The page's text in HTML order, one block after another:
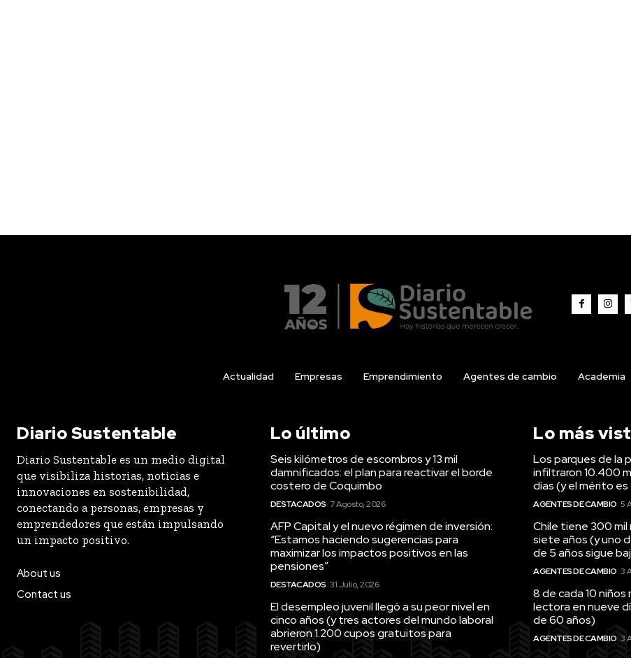
Actualidad Empresas Emprendimiento Agentes de cambio Academia
Diario Sustentable
Diario Sustentable es un medio digital
que visibiliza historias, noticias e
innovaciones en sostenibilidad,
conectando a personas, empresas y
emprendedores que están impulsando
un impacto positivo.
About us
Contact us
Lo último
Seis kilómetros de escombros y 13 mil
damnificados: el plan para reactivar el borde
costero de Coquimbo
DESTACADOS 7 Agosto, 2026
AFP Capital y el nuevo régimen de inversión:
“Estamos haciendo sugerencias para
maximizar los impactos positivos en las
pensiones”
DESTACADOS 31 Julio, 2026
El desempleo juvenil llegó a su peor nivel en
cinco años (y tres actores del mundo laboral
abrieron 1.200 cupos gratuitos para
revertirlo)
Lo más
Los parques de la
infiltraron 10.400
días (y el mérito es
AGENTES DE CAMBIO 5
Chile tiene 300 mil
siete años (y uno
de 5 años sigue
AGENTES DE CAMBIO 3
8 de cada 10
lectora en nueve
de 60 años)
AGENTES DE CAMBIO 3